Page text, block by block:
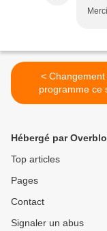
< Changement de
programme ce
Hébergé par
Top articles
Pages
Contact
Signaler un abus